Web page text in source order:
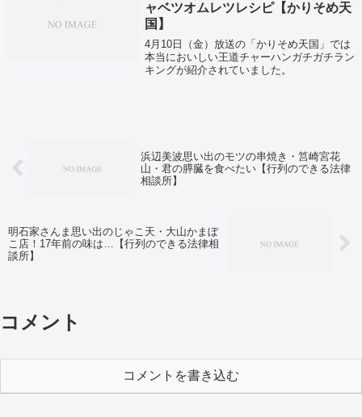
ャベツオムレツレシピ【かりそめ天
国】
4月10日（金）放送の「かりそめ天国」では
本当においしい王道チャーハンガチガチラン
キングが紹介されていました。
浜辺美波思い出のモツの串焼き・筥崎宮花
山・君の膵臓を食べたい【行列のできる法律
相談所】
明石家さんま思い出のじゃこ天・大山かまぼ
こ店！17年前の味は…【行列のできる法律相
談所】
コメント
コメントを書き込む